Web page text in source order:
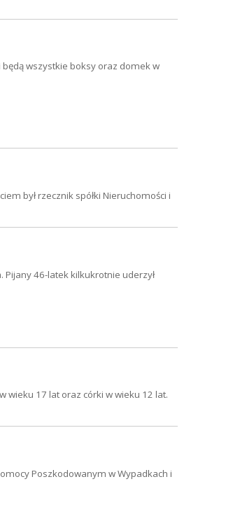
będą wszystkie boksy oraz domek w
był rzecznik spółki Nieruchomości i
Pijany 46-latek kilkukrotnie uderzył
wieku 17 lat oraz córki w wieku 12 lat.
Poszkodowanym w Wypadkach i